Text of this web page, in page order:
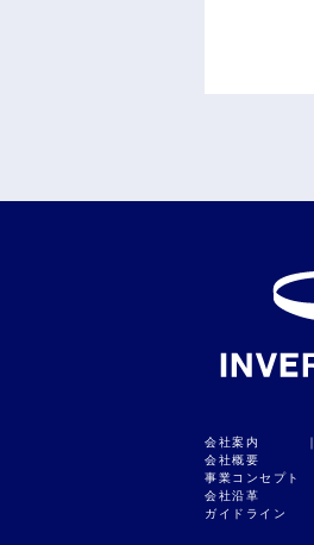
会社案内
｜
会社概要
事業コンセプト
会社沿革
ガイドライン